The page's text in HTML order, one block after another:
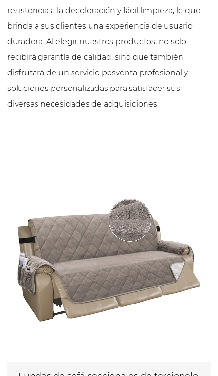
resistencia a la decoloración y fácil limpieza, lo que
brinda a sus clientes una experiencia de usuario
duradera. Al elegir nuestros productos, no solo
recibirá garantía de calidad, sino que también
disfrutará de un servicio posventa profesional y
soluciones personalizadas para satisfacer sus
diversas necesidades de adquisiciones.